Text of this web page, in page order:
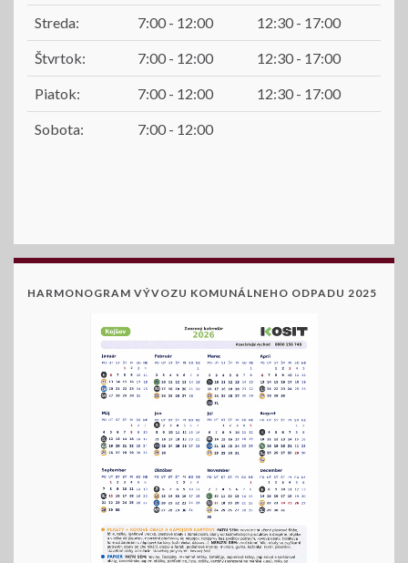
Streda: 7:00 - 12:00 12:30 - 17:00
Štvrtok: 7:00 - 12:00 12:30 - 17:00
Piatok: 7:00 - 12:00 12:30 - 17:00
Sobota: 7:00 - 12:00
HARMONOGRAM VÝVOZU KOMUNÁLNEHO ODPADU 2025